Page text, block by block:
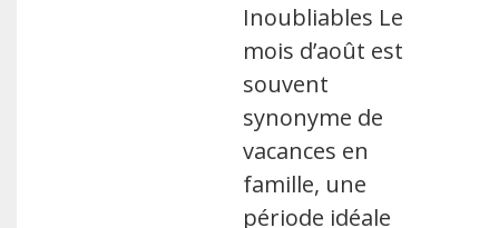
Inoubliables Le
mois d’août est
souvent
synonyme de
vacances en
famille, une
période idéale